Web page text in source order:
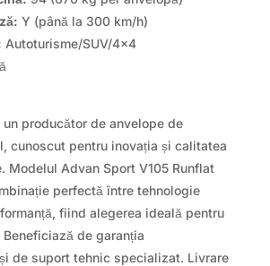
Y (până la 300 km/h)
Autoturisme/SUV/4×4
un producător de anvelope de
cunoscut pentru inovația și calitatea
Modelul Advan Sport V105 Runflat
perfectă între tehnologie
fiind alegerea ideală pentru
de garanția
de suport tehnic specializat. Livrare